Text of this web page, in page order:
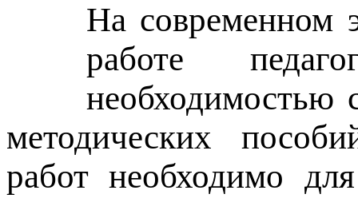
На современном
работе
необходимостью
методических
работ необходимо